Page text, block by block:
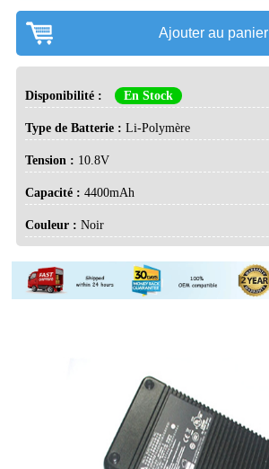
Ajouter au panier
Disponibilité : En Stock
Type de Batterie :Li-Polymère
Tension : 10.8V
Capacité :4400mAh
Couleur :Noir